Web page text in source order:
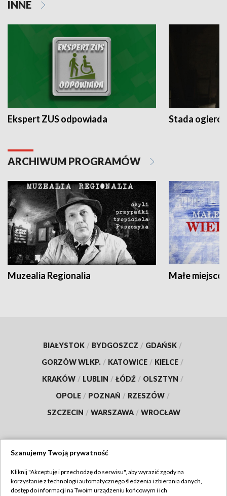
INNE
Ekspert ZUS odpowiada Stada
ARCHIWUM PROGRAMÓW
Muzealia Regionalia Małe
BIAŁYSTOK / BYDGOSZCZ / GDAŃSK /
GORZÓW WLKP. / KATOWICE / KIELCE /
KRAKÓW / LUBLIN / ŁÓDŹ / OLSZTYN /
OPOLE / POZNAŃ / RZESZÓW /
SZCZECIN / WARSZAWA / WROCŁAW
TVP
Szanujemy Twoją prywatność
Kliknij "Akceptuję i przechodzę do serwisu", aby wyrazić zgody na
korzystanie z technologii automatycznego śledzenia i zbierania danych,
dostęp do informacji na Twoim urządzeniu końcowym i ich